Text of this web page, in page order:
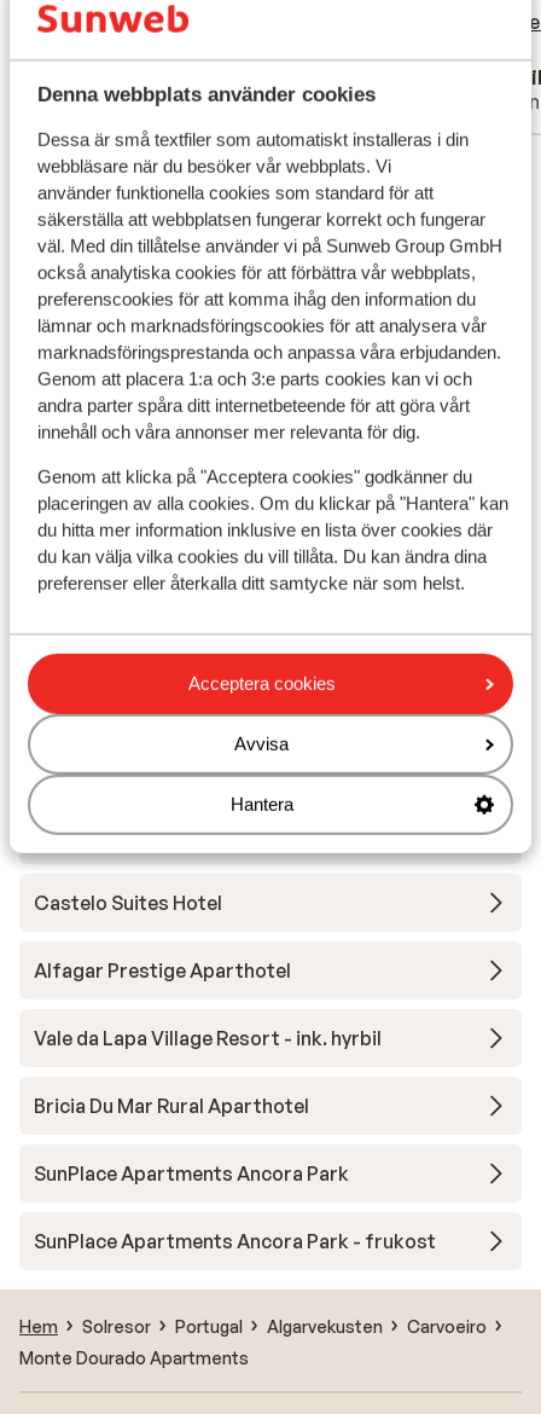
Denna webbplats använder cookies
Dessa är små textfiler som automatiskt installeras i din
webbläsare när du besöker vår webbplats. Vi
använder funktionella cookies som standard för att
säkerställa att webbplatsen fungerar korrekt och fungerar
väl. Med din tillåtelse använder vi på Sunweb Group GmbH
också analytiska cookies för att förbättra vår webbplats,
preferenscookies för att komma ihåg den information du
lämnar och marknadsföringscookies för att analysera vår
marknadsföringsprestanda och anpassa våra erbjudanden.
Genom att placera 1:a och 3:e parts cookies kan vi och
andra parter spåra ditt internetbeteende för att göra vårt
innehåll och våra annonser mer relevanta för dig.
Genom att klicka på "Acceptera cookies" godkänner du
placeringen av alla cookies. Om du klickar på "Hantera" kan
du hitta mer information inklusive en lista över cookies där
du kan välja vilka cookies du vill tillåta. Du kan ändra dina
preferenser eller återkalla ditt samtycke när som helst.
Acceptera cookies
Avvisa
Hantera
dag van 11 tot 16 uur geopend zou zijn. Het
langer open zou zijn tot 17 uur. Ligging
vonden wij prima. Maar als je slecht ter
been bent is het een flinke klim omhoog
vanuit het centrum.
dag van 11 tot...mer
Familj
by
Visa alla 40 omdömen
Andra boenden i Algarvekusten
3HB Faro
PortoBay Blue Ocean Hotel
Quinta do Algarvio Village
3HB Guarana Hotel
3HB Falesia Garden Apartments
Vila Petra Aparments
Apartments Presa de Moura inkl. hyrbil
Iberostar Selection Lagos Algarve
Jupiter Algarve Beach & Spa
Castelo Suites Hotel
Alfagar Prestige Aparthotel
Vale da Lapa Village Resort - ink. hyrbil
Bricia Du Mar Rural Aparthotel
SunPlace Apartments Ancora Park
SunPlace Apartments Ancora Park - frukost
Hem Solresor Portugal Algarvekusten
Carvoeiro
Monte Dourado Apartments